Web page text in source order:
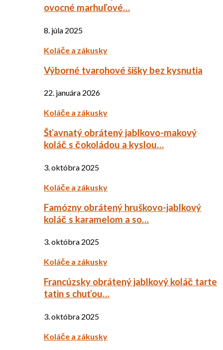
ovocné marhuľové…
8. júla 2025
Koláče a zákusky
Výborné tvarohové šišky bez kysnutia
22. januára 2026
Koláče a zákusky
Šťavnatý obrátený jablkovo-makový
koláč s čokoládou a kyslou…
3. októbra 2025
Koláče a zákusky
Famózny obrátený hruškovo-jablkový
koláč s karamelom a so…
3. októbra 2025
Koláče a zákusky
Francúzsky obrátený jablkový koláč tarte
tatin s chuťou…
3. októbra 2025
Koláče a zákusky